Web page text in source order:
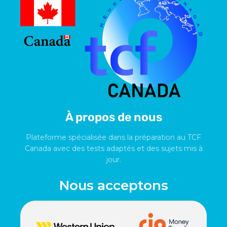
À propos de nous
Plateforme spécialisée dans la préparation au TCF
Canada avec des tests adaptés et des sujets mis à
jour.
Nous acceptons